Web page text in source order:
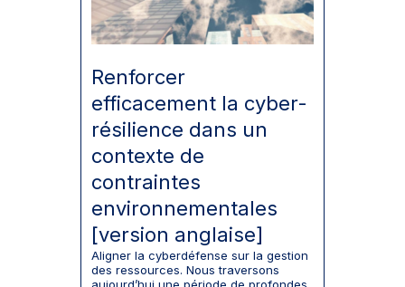
Renforcer
efficacement la cyber-
résilience dans un
contexte de
contraintes
environnementales
[version anglaise]
Aligner la cyberdéfense sur la gestion
des ressources. Nous traversons
aujourd’hui une période de profondes